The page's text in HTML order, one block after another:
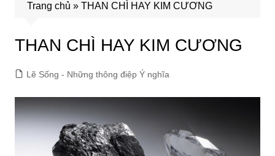
Trang chủ » THAN CHÌ HAY KIM CƯƠNG
THAN CHÌ HAY KIM CƯƠNG
Lẽ Sống - Những thông điệp Ý nghĩa